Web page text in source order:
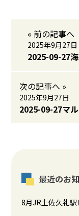
« 前の記事へ
2025年9月27日
2025-09-27
次の記事へ »
2025年9月27日
2025-09-27マ
最近のお
8月JR土佐久礼